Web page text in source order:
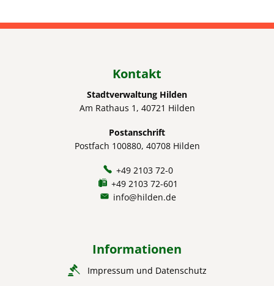
Kontakt
Stadtverwaltung Hilden
Am Rathaus 1, 40721 Hilden
Postanschrift
Postfach 100880, 40708 Hilden
+49 2103 72-0
+49 2103 72-601
info@hilden.de
Informationen
Impressum und Datenschutz